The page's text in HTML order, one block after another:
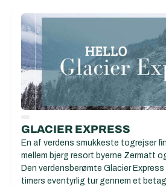
GLACIER EXPRESS
En af verdens smukkeste togrejser
mellem bjerg resort byerne Zermatt
Den verdensberømte Glacier
timers eventyrlig tur gennem et